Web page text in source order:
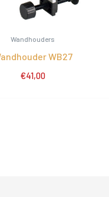
Wandhouders
WB27
€41,00